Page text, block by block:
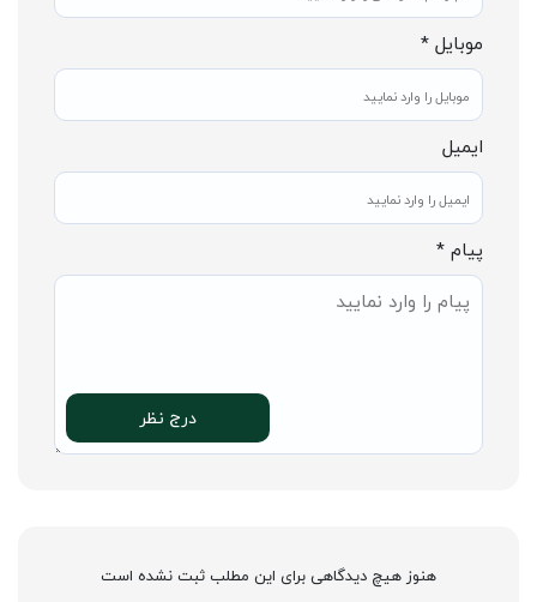
موبایل *
ایمیل
پیام *
درج نظر
هنوز هیچ دیدگاهی برای این مطلب ثبت نشده است